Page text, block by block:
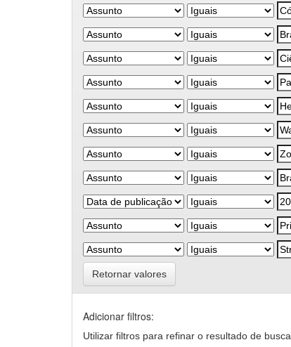
Retornar valores
Adicionar filtros:
Utilizar filtros para refinar o resultado de busca.